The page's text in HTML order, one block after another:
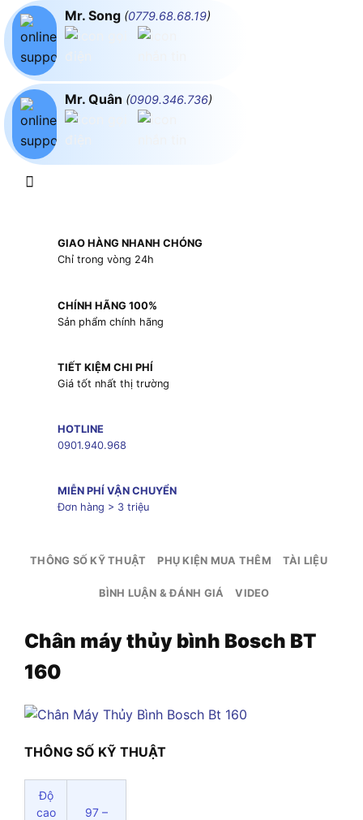
Mr. Song (0779.68.68.19)
Mr. Quân (0909.346.736)
GIAO HÀNG NHANH CHÓNG
Chỉ trong vòng 24h
CHÍNH HÃNG 100%
Sản phẩm chính hãng
TIẾT KIỆM CHI PHÍ
Giá tốt nhất thị trường
HOTLINE
0901.940.968
MIỄN PHÍ VẬN CHUYỂN
Đơn hàng > 3 triệu
THÔNG SỐ KỸ THUẬT PHỤ KIỆN MUA THÊM TÀI LIỆU
BÌNH LUẬN & ĐÁNH GIÁ VIDEO
Chân máy thủy bình Bosch BT
160
THÔNG SỐ KỸ THUẬT
Độ
cao
97 –